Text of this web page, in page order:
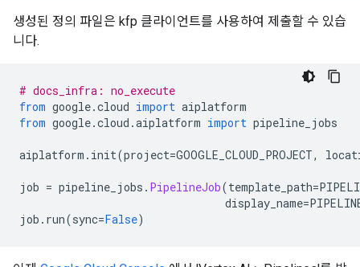
생성된 정의 파일은 kfp 클라이언트를 사용하여 제출할 수 있습
니다.
# docs_infra: no_execute
from google.cloud import aiplatform
from google.cloud .aiplatform import pipeline_jobs
aiplatform . init(project=GOOGLE_CLOUD_PROJECT,
job = pipeline_jobs . PipelineJob(template_path=
display_name=
job . run(sync=False)